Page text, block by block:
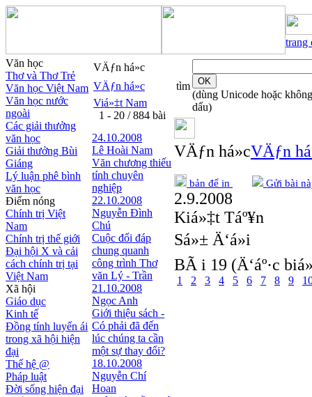
trang
Văn học
Thơ và Thơ Trẻ
Văn học Việt Nam
Văn học nước
ngoài
Các giải thưởng
văn học
Giải thưởng Bùi
Giáng
Lý luận phê bình
văn học
Điểm nóng
Chính trị Việt
Nam
Chính trị thế giới
Đại hội X và cải
cách chính trị tại
Việt Nam
Xã hội
Giáo dục
Kinh tế
Đồng tính luyến ái
trong xã hội hiện
đại
Thế hệ @
Pháp luật
Đời sống hiện đại
VÄƒn há»c
VÄƒn há»c
Viá»‡t Nam
1 - 20 / 884 bài
24.10.2008
Lê Hoài Nam
Văn chương thiếu
tính chuyên
nghiệp
22.10.2008
Nguyễn Đình
Chú
Cuộc đối đáp
chung quanh
công trình Thơ
văn Lý - Trần
21.10.2008
Ngọc Anh
Giới thiệu sách -
Có phải đã đến
lúc chúng ta cần
một sự thay đổi?
18.10.2008
Nguyễn Chí
Hoan
tìm
(dùng Unicode hoặc không
dấu)
VÄƒn há»cVÄƒn
bản để in Gửi bài
2.9.2008
Kiá»‡t Táº¥n
Sá»± Ä‘á»i
BÃ i 19 (Ä‘áº·c
1 2 3 4 5 6 7 8 9